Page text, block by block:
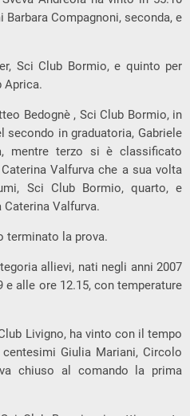
Compagnoni, seconda, e
Sci Club Bormio, e quinto per
Aprica.
Bedognè , Sci Club Bormio, in
secondo in graduatoria, Gabriele
mentre terzo si è classificato
Valfurva che a sua volta
Sci Club Bormio, quarto, e
Valfurva.
terminato la prova.
allievi, nati negli anni 2007
e alle ore 12.15, con temperature
Livigno, ha vinto con il tempo
Giulia Mariani, Circolo
chiuso al comando la prima